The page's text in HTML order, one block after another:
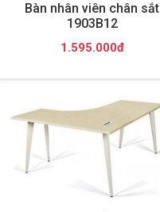
Bàn nhân viên chân sắt
1903B12
1.595.000đ